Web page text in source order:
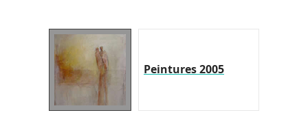
Peintures 2005